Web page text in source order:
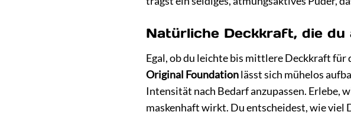
Natürliche Deckkraft, die du
Egal, ob du leichte bis mittlere Deckkraft für
Original Foundationlässt sich mühelos
Intensität nach Bedarf anzupassen. Erlebe,
maskenhaft wirkt. Du entscheidest, wie viel